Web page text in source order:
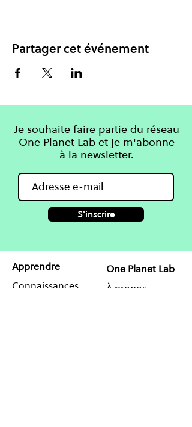
Partager cet événement
Je souhaite faire partie du réseau
One Planet Lab et je m'abonne
à la newsletter.
S'inscrire
Apprendre
Connaissances
One Planet Lab
À propos